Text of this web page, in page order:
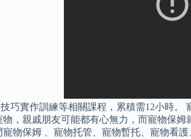
巧實作訓練等相關課程，累積需12小時
，親戚朋友可能都有心無力，而寵物保
物保姆 、寵物托管、寵物暫托、寵物看